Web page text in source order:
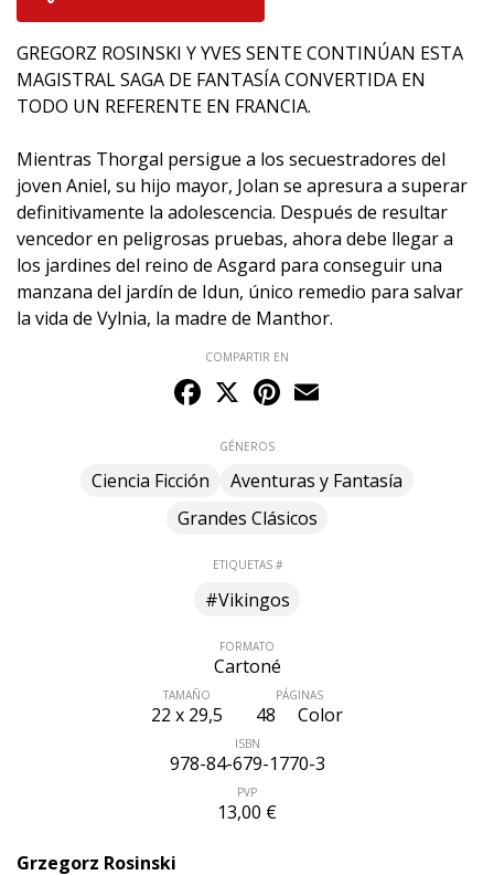
GREGORZ ROSINSKI Y YVES SENTE CONTINÚAN ESTA
MAGISTRAL SAGA DE FANTASÍA CONVERTIDA EN
TODO UN REFERENTE EN FRANCIA.
Mientras Thorgal persigue a los secuestradores del
joven Aniel, su hijo mayor, Jolan se apresura a superar
definitivamente la adolescencia. Después de resultar
vencedor en peligrosas pruebas, ahora debe llegar a
los jardines del reino de Asgard para conseguir una
manzana del jardín de Idun, único remedio para salvar
la vida de Vylnia, la madre de Manthor.
COMPARTIR EN
Facebook
X Pinterest
GÉNEROS
Ciencia Ficción
Aventuras y Fantasía
Grandes Clásicos
ETIQUETAS #
#Vikingos
FORMATO
Cartoné
TAMAÑO
22 x 29,5
PÁGINAS
48 Color
ISBN
978-84-679-1770-3
PVP
13,00 €
Grzegorz Rosinski